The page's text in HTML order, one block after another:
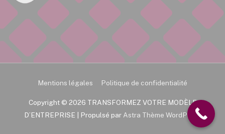
Mentions légales Politique de confidentialité
Copyright © 2026 TRANSFORMEZ VOTRE MODÈLE
D’ENTREPRISE | Propulsé par Astra Thème WordPress